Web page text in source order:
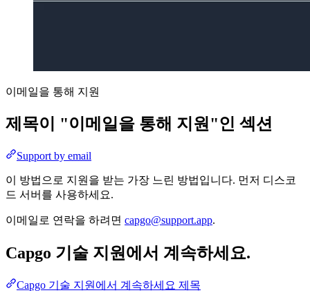
이메일을 통해 지원
제목이 "이메일을 통해 지원"인 섹션
Support by email
이 방법으로 지원을 받는 가장 느린 방법입니다. 먼저 디스코
드 서버를 사용하세요.
이메일로 연락을 하려면 capgo@support.app.
Capgo 기술 지원에서 계속하세요.
Capgo 기술 지원에서 계속하세요 제목